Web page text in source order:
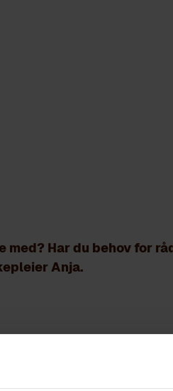
med? Har du behov for
Anja.
torsdag og fredag